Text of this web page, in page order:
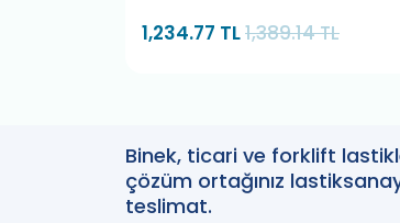
1,234.77 TL1,389.14 TL
Binek, ticari ve forklift
çözüm ortağınız
teslimat.